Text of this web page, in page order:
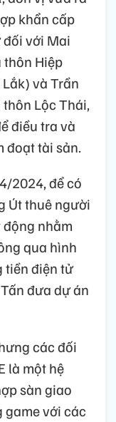
khẩn cấp
với Mai
Hiệp
và Trần
Lộc Thái,
điều tra và
đoạt tài sản.
2024, để có
Út thuê người
động nhằm
qua hình
tiền điện tử
đưa dự án
các đối
là một hệ
sàn giao
game với các